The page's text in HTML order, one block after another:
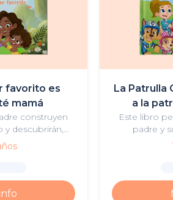
favorito es
mamá
construyen
y descubrirán,
equipo, que los
La Patrulla
a la
Este libro
padre y